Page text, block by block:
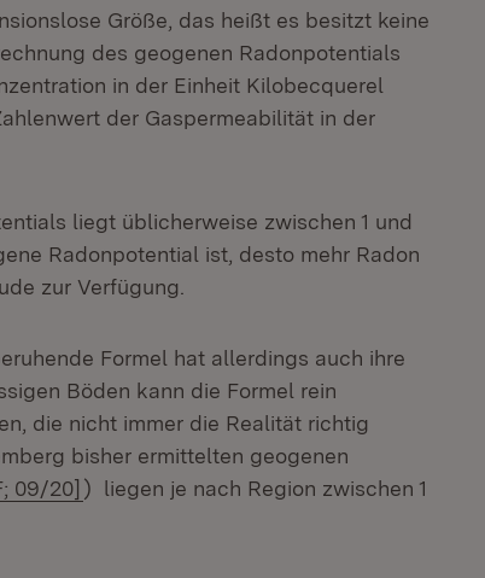
Größe, das heißt es besitzt keine
des geogenen Radonpotentials
in der Einheit Kilobecquerel
der Gaspermeabilität in der
liegt üblicherweise zwischen 1 und
Radonpotential ist, desto mehr Radon
zur Verfügung.
Formel hat allerdings auch ihre
Böden kann die Formel rein
die nicht immer die Realität richtig
bisher ermittelten geogenen
09/20] (Öffnet in neuem Fenster)
) liegen je nach Region zwischen 1